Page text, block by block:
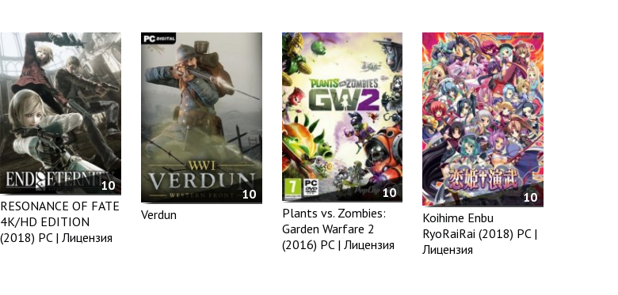
10
RESONANCE OF FATE
4K/HD EDITION
(2018) PC | Лицензия
10
Verdun
10
Plants vs. Zombies:
Garden Warfare 2
(2016) PC | Лицензия
10
Koihime Enbu
RyoRaiRai (2018) PC |
Лицензия